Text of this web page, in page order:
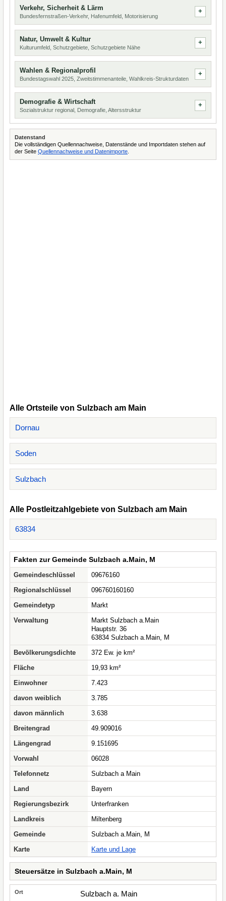
Verkehr, Sicherheit & Lärm
Bundesfernstraßen-Verkehr, Hafenumfeld, Motorisierung
Natur, Umwelt & Kultur
Kulturumfeld, Schutzgebiete, Schutzgebiete Nähe
Wahlen & Regionalprofil
Bundestagswahl 2025, Zweitstimmenanteile, Wahlkreis-Strukturdaten
Demografie & Wirtschaft
Sozialstruktur regional, Demografie, Altersstruktur
Datenstand
Die vollständigen Quellennachweise, Datenstände und Importdaten stehen auf
der Seite Quellennachweise und Datenimporte
Alle Ortsteile von Sulzbach am Main
Dornau
Soden
Sulzbach
Alle Postleitzahlgebiete von Sulzbach am Main
63834
Fakten zur Gemeinde Sulzbach a.Main, M
Gemeindeschlüssel
09676160
Regionalschlüssel
096760160160
Gemeindetyp
Markt
Verwaltung
Markt Sulzbach a.Main
Hauptstr. 36
63834 Sulzbach a.Main, M
Bevölkerungsdichte
372 Ew. je km²
Fläche
19,93 km²
Einwohner
7.423
davon weiblich
3.785
davon männlich
3.638
Breitengrad
49.909016
Längengrad
9.151695
Vorwahl
06028
Telefonnetz
Sulzbach a Main
Land
Bayern
Regierungsbezirk
Unterfranken
Landkreis
Miltenberg
Gemeinde
Sulzbach a.Main, M
Karte
Karte und Lage
Steuersätze in Sulzbach a.Main, M
Sulzbach a. Main